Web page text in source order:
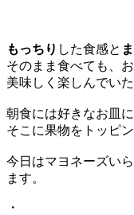
もっちり した食感と
そのまま食べても、
美味しく楽しんでい
朝食には好きなお皿
そこに果物をトッピ
今日はマヨネーズい
ます。
・